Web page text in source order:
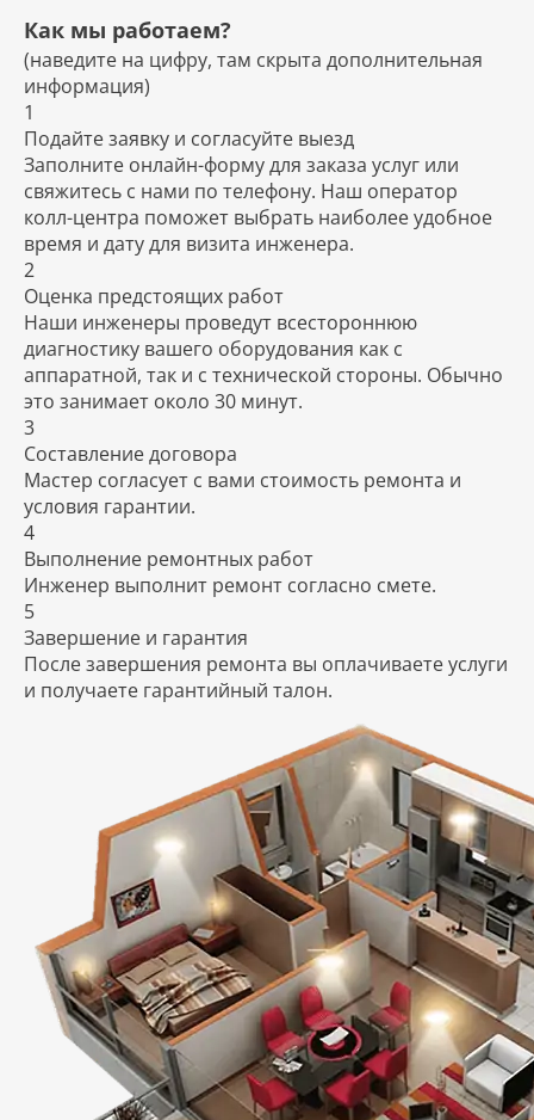
Как мы работаем?
(наведите на цифру, там скрыта дополнительная
информация)
1
Подайте заявку и согласуйте выезд
Заполните онлайн-форму для заказа услуг или
свяжитесь с нами по телефону. Наш оператор
колл-центра поможет выбрать наиболее удобное
время и дату для визита инженера.
2
Оценка предстоящих работ
Наши инженеры проведут всестороннюю
диагностику вашего оборудования как с
аппаратной, так и с технической стороны. Обычно
это занимает около 30 минут.
3
Составление договора
Мастер согласует с вами стоимость ремонта и
условия гарантии.
4
Выполнение ремонтных работ
Инженер выполнит ремонт согласно смете.
5
Завершение и гарантия
После завершения ремонта вы оплачиваете услуги
и получаете гарантийный талон.